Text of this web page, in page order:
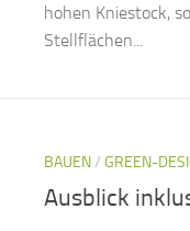
hohen Kniestock,
Stellflächen...
BAUEN/ GREEN-
Ausblick